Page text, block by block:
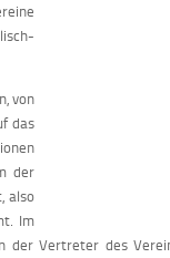
von
das
der
also
Im
der Vertreter des